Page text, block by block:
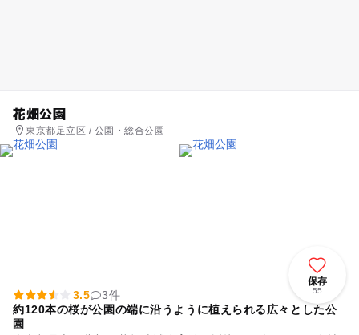
花畑公園
東京都足立区 / 公園・総合公園
保存
55
3.5
3件
約120本の桜が公園の端に沿うように植えられる広々とした公
園